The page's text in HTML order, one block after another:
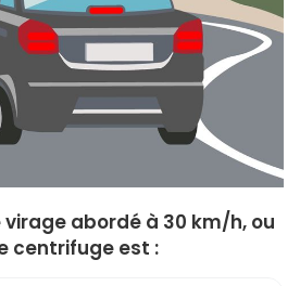
virage abordé à 30 km/h, ou
centrifuge est :